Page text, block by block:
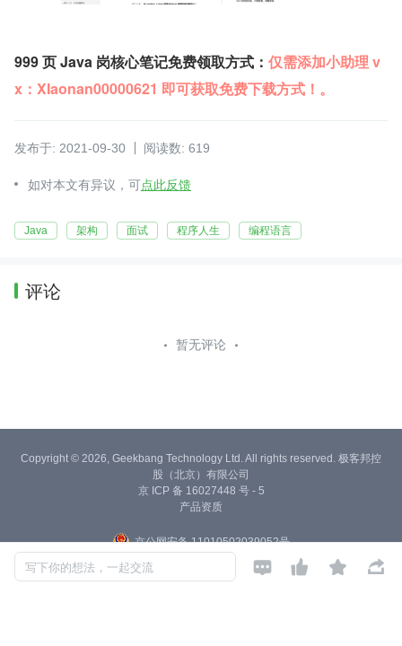
999 页 Java 岗核心笔记免费领取方式： 仅需添加小助理 v
x：XIaonan00000621 即可获取免费下载方式！。
发布于: 2021-09-30 阅读数: 619
如对本文有异议，可点此反馈
Java 架构 面试 程序人生 编程语言
评论
暂无评论
写下你的想法，一起交流    
Copyright © 2026, Geekbang Technology Ltd. All rights reserved. 极客邦控
股（北京）有限公司
京 ICP 备 16027448 号 - 5
产品资质
京公网安备 11010502039052号